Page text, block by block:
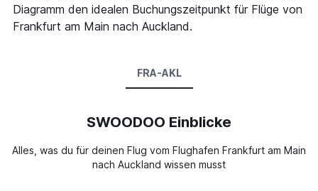
Diagramm den idealen Buchungszeitpunkt für Flüge von
Frankfurt am Main nach Auckland.
FRA-AKL
SWOODOO Einblicke
Alles, was du für deinen Flug vom Flughafen Frankfurt am Main
nach Auckland wissen musst